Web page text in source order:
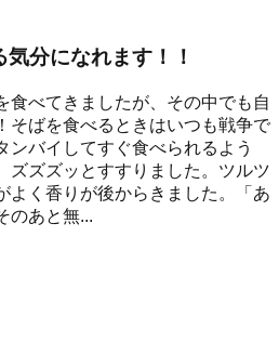
分になれます！！
食べてきましたが、その中でも自
そばを食べるときはいつも戦争で
ンバイしてすぐ食べられるよう
ズズズッとすすりました。ツルツ
よく香りが後からきました。「あ
のあと無...